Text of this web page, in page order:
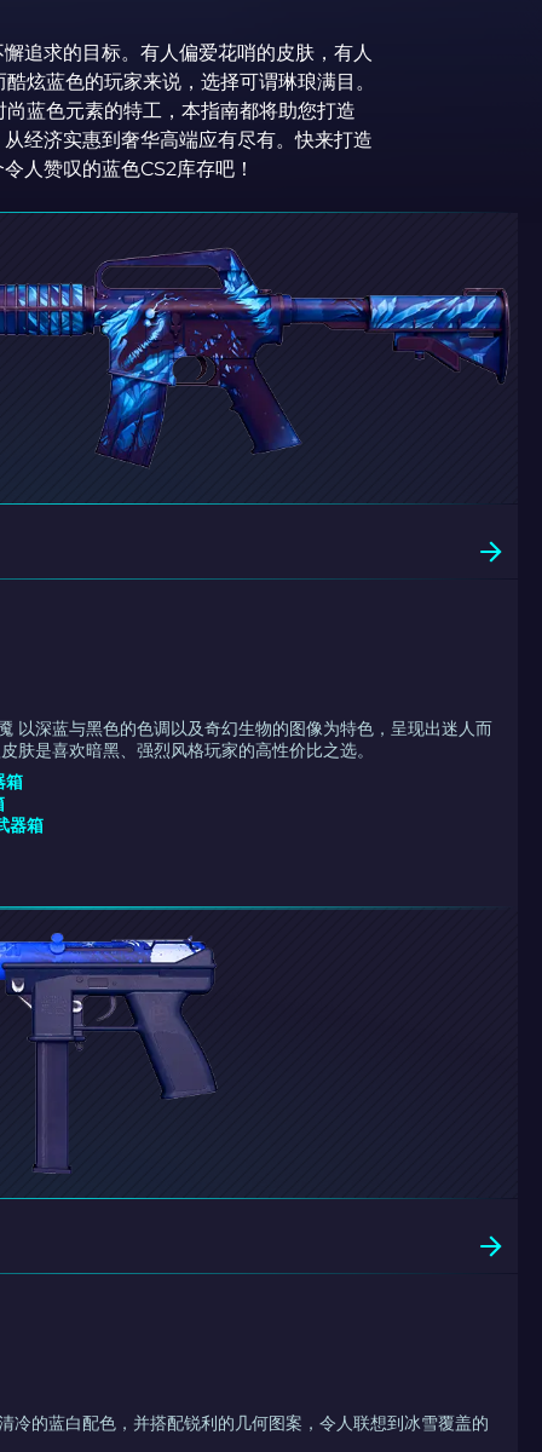
追求的目标。有人偏爱花哨的皮肤，有人
炫蓝色的玩家来说，选择可谓琳琅满目。
蓝色元素的特工，本指南都将助您打造
经济实惠到奢华高端应有尽有。快来打造
人赞叹的蓝色CS2库存吧！
以深蓝与黑色的色调以及奇幻生物的图像为特色，呈现出迷人而
肤是喜欢暗黑、强烈风格玩家的高性价比之选。
箱
器箱
冷的蓝白配色，并搭配锐利的几何图案，令人联想到冰雪覆盖的